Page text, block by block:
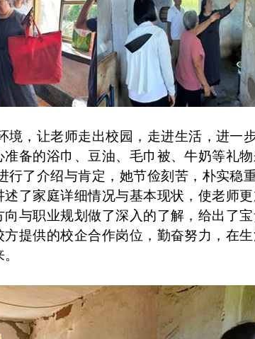
境，让老师走出校园，走进生活，进一
备的浴巾、豆油、毛巾被、牛奶等礼物
行了介绍与肯定，她节俭刻苦，朴实稳
了家庭详细情况与基本现状，使老师
与职业规划做了深入的了解，给出了
提供的校企合作岗位，勤奋努力，在